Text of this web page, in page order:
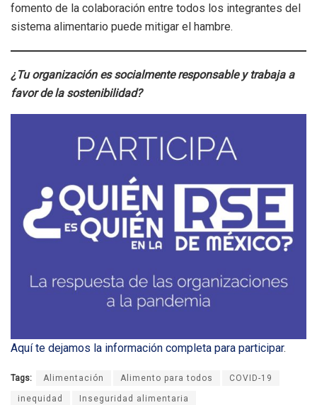
fomento de la colaboración entre todos los integrantes del
sistema alimentario puede mitigar el hambre.
¿Tu organización es socialmente responsable y trabaja a
favor de la sostenibilidad?
Aquí te dejamos la información completa para participar.
Tags: Alimentación Alimento para todos COVID-19
inequidad Inseguridad alimentaria